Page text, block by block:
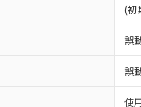
(初
誤
誤
使
ことをご了承ください。
在庫状況および標準価格照
記載している更新日時点
タに基づき作成されるも
覧された時点での実際の
準価格とは異なる場合が
ず変更することがありま
1000ppm以下、 水銀(Hg)
：未確認です。当社販売
物質の基準値 (GB/T26572)
:1000ppm、 Hg(水銀) : 1000ppm
価クロム) : 1000ppm、 PBBs(ポ
為替および外国貿易法に定
（以下｢規制貨物等」とい
または国外への提供する
国政府の輸出許可(または